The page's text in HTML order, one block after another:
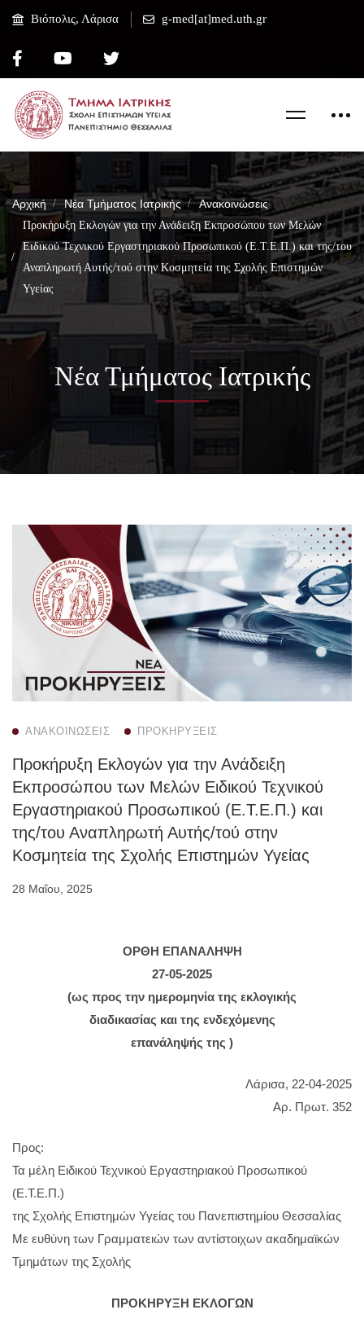
Βιόπολις, Λάρισα g-med[at]med.uth.gr
Αρχική Νέα Τμήματος Ιατρικής Ανακοινώσεις
Προκήρυξη Εκλογών για την Ανάδειξη Εκπροσώπου των Μελών
Ειδικού Τεχνικού Εργαστηριακού Προσωπικού (Ε.Τ.Ε.Π.) και της/του
Αναπληρωτή Αυτής/τού στην Κοσμητεία της Σχολής Επιστημών
Υγείας
Νέα Τμήματος Ιατρικής
ΑΝΑΚΟΙΝΏΣΕΙΣ ΠΡΟΚΗΡΎΞΕΙΣ
Προκήρυξη Εκλογών για την Ανάδειξη
Εκπροσώπου των Μελών Ειδικού Τεχνικού
Εργαστηριακού Προσωπικού (Ε.Τ.Ε.Π.) και
της/του Αναπληρωτή Αυτής/τού στην
Κοσμητεία της Σχολής Επιστημών Υγείας
28 Μαΐου, 2025
ΟΡΘΗ ΕΠΑΝΑΛΗΨΗ
27-05-2025
(ως προς την ημερομηνία της εκλογικής
διαδικασίας και της ενδεχόμενης
επανάληψής της )
Λάρισα, 22-04-2025
Αρ. Πρωτ. 352
Προς:
Τα μέλη Ειδικού Τεχνικού Εργαστηριακού Προσωπικού
(Ε.Τ.Ε.Π.)
της Σχολής Επιστημών Υγείας του Πανεπιστημίου Θεσσαλίας
Με ευθύνη των Γραμματειών των αντίστοιχων ακαδημαϊκών
Τμημάτων της Σχολής
ΠΡΟΚΗΡΥΞΗ ΕΚΛΟΓΩΝ